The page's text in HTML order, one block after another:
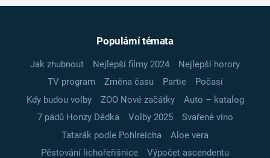
Populární témata
Jak zhubnout Nejlepší filmy 2024
Nejlepší horory
TV program
Změna času Partie
Počasí
Kdy budou volby
ZOO Nové začátky
Auto – katalog
7 pádů Honzy Dědka
Volby 2025
Svařené víno
Tatarák podle Pohlreicha
Aloe vera
Pěstování lichořeřišnice
Výpočet ascendentu